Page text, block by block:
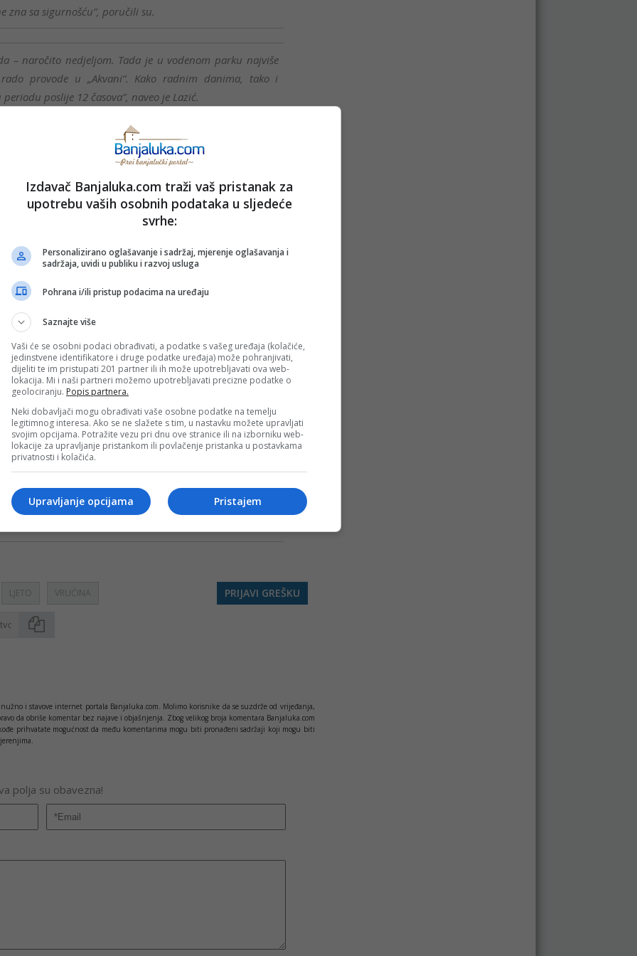
zna sa sigurnošću”, poručili su.
– naročito nedjeljom. Tada je u vodenom parku najviše
provode u „Akvani“. Kako radnim danima, tako i
poslije 12 časova”, naveo je Lazić.
je struktura posjetilaca veoma raznolika.
i veliki broj gostiju iz dijaspore, posebno u drugom
iz okolnih mjesta i gradova”, pojasnio je Lazić.
kako je i kod njih sličan profil posjetilaca.
među kojima su najbrojniji oni uzrasta do 15 godina.
i turisti. Kada govorimo o strancima, najviše
sa „Fortune“.
jula planirane brojne aktivnosti za posjetioce.
manifestaciju “Igre bez granica”, koja svake godine
toga, u planu je turnir u fudbalu na pijesku, kao i niz
sa našim poslovnim partnerima“”, najavio je Lazić
spasilačku službu i vrhunske higijenske standarde najviši
bio maksimalno ugodan i bezbjedan, te da je pred nama
LJETO VRUĆINA PRIJAVI GREŠKU
i stavove internet portala Banjaluka.com. Molimo korisnike da se suzdrže od vrijeđanja,
da obriše komentar bez najave i objašnjenja. Zbog velikog broja komentara Banjaluka.com
prihvatate mogućnost da među komentarima mogu biti pronađeni sadržaji koji mogu biti
polja su obavezna!
Izdavač Banjaluka.com traži vaš pristanak za
upotrebu vaših osobnih podataka u sljedeće
svrhe:
Personalizirano oglašavanje i sadržaj, mjerenje oglašavanja i
sadržaja, uvidi u publiku i razvoj usluga
Pohrana i/ili pristup podacima na uređaju
Saznajte više
Vaši će se osobni podaci obrađivati, a podatke s vašeg uređaja (kolačiće,
jedinstvene identifikatore i druge podatke uređaja) može pohranjivati,
dijeliti te im pristupati 201 partner ili ih može upotrebljavati ova web-
lokacija. Mi i naši partneri možemo upotrebljavati precizne podatke o
geolociranju. Popis partnera.
Neki dobavljači mogu obrađivati vaše osobne podatke na temelju
legitimnog interesa. Ako se ne slažete s tim, u nastavku možete upravljati
svojim opcijama. Potražite vezu pri dnu ove stranice ili na izborniku web-
lokacije za upravljanje pristankom ili povlačenje pristanka u postavkama
privatnosti i kolačića.
Pristajem
Upravljanje opcijama